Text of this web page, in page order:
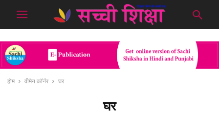
होम वीमेन कॉर्नर घर
घर